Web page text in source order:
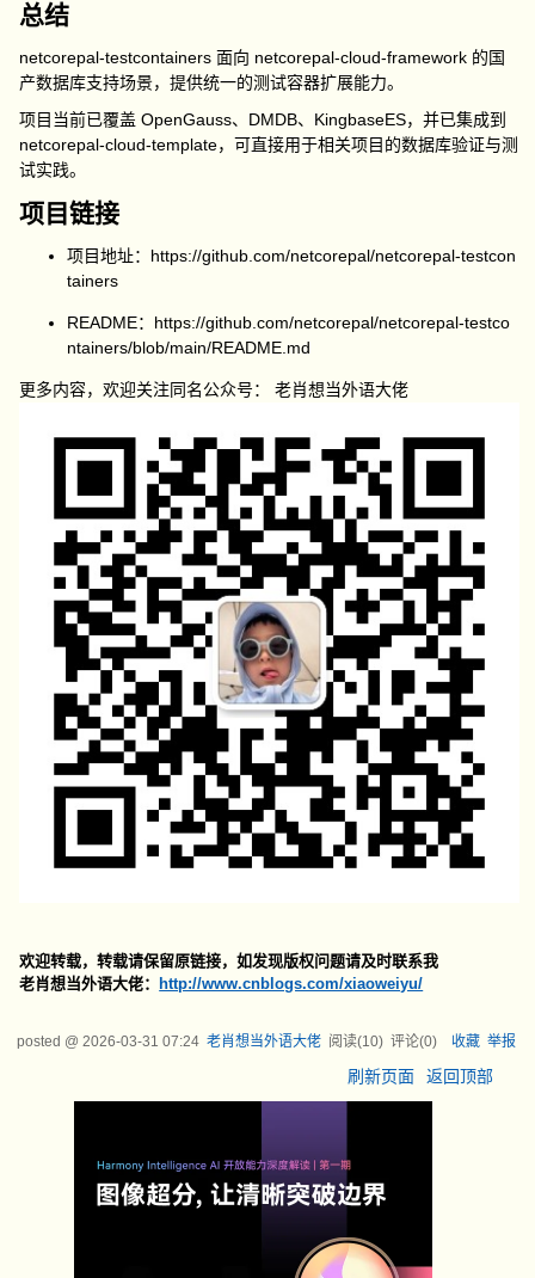
总结
netcorepal-testcontainers 面向 netcorepal-cloud-framework 的国
产数据库支持场景，提供统一的测试容器扩展能力。
项目当前已覆盖OpenGauss、 DMDB、 KingbaseES，并已集成到
netcorepal-cloud-template，可直接用于相关项目的数据库验证与测
试实践。
项目链接
项目地址： https://github.com/netcorepal/netcorepal-testcon
tainers
README： https://github.com/netcorepal/netcorepal-testco
ntainers/blob/main/README.md
更多内容，欢迎关注同名公众号： 老肖想当外语大佬
欢迎转载，转载请保留原链接，如发现版权问题请及时联系我
老肖想当外语大佬：http://www.cnblogs.com/xiaoweiyu/
posted @ 2026-03-31 07:24 老肖想当外语大佬阅读(10) 评论(0) 收藏 举报
刷新页面 返回顶部